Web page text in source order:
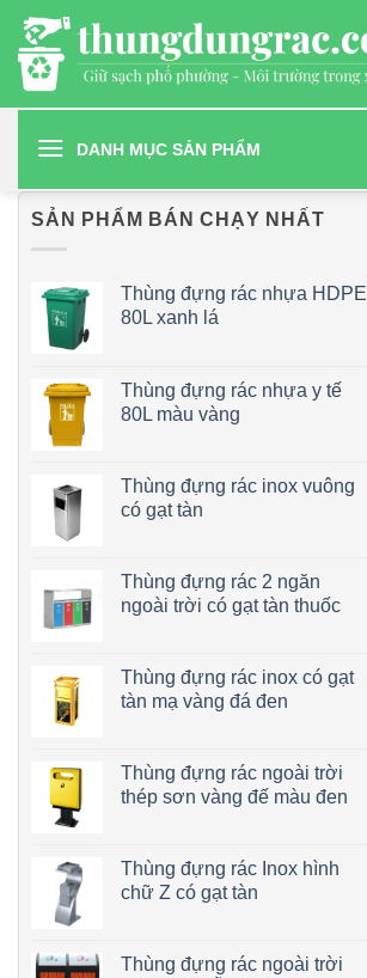
Chuyển
đến
nội
dung
DANH MỤC SẢN PHẨM
SẢN PHẨM BÁN CHẠY NHẤT
Thùng đựng rác nhựa HDPE
80L xanh lá
Thùng đựng rác nhựa y tế
80L màu vàng
Thùng đựng rác inox vuông
có gạt tàn
Thùng đựng rác 2 ngăn
ngoài trời có gạt tàn thuốc
Thùng đựng rác inox có gạt
tàn mạ vàng đá đen
Thùng đựng rác ngoài trời
thép sơn vàng đế màu đen
Thùng đựng rác Inox hình
chữ Z có gạt tàn
Thùng đựng rác ngoài trời